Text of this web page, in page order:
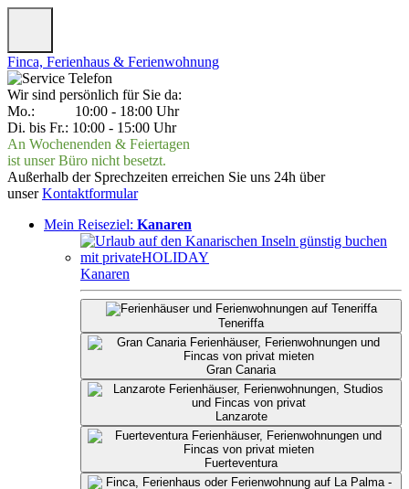
Finca, Ferienhaus & Ferienwohnung
Wir sind persönlich für Sie da:
Mo.: 10:00 - 18:00 Uhr
Di. bis Fr.: 10:00 - 15:00 Uhr
An Wochenenden & Feiertagen
ist unser Büro nicht besetzt.
Außerhalb der Sprechzeiten erreichen Sie uns 24h über
unserKontaktformular
Mein Reiseziel: Kanaren
Kanaren
Teneriffa
Gran Canaria
Lanzarote
Fuerteventura